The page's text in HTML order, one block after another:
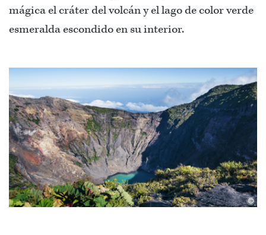
mágica el cráter del volcán y el lago de color verde
esmeralda escondido en su interior.
©